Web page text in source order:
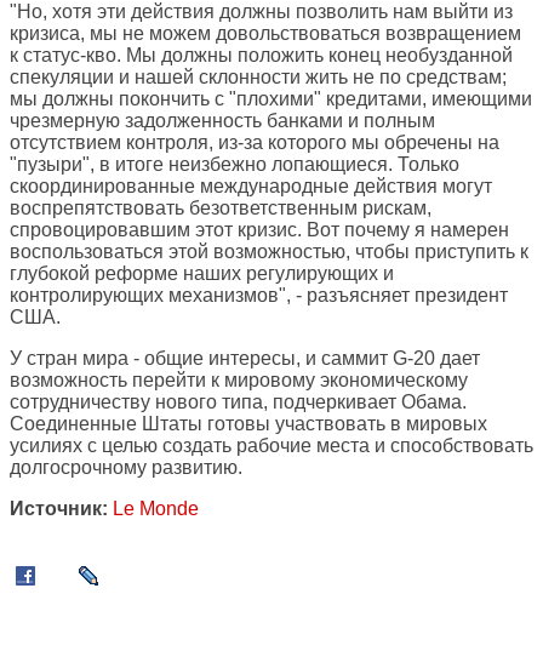
"Но, хотя эти действия должны позволить нам выйти из
кризиса, мы не можем довольствоваться возвращением
к статус-кво. Мы должны положить конец необузданной
спекуляции и нашей склонности жить не по средствам;
мы должны покончить с "плохими" кредитами, имеющими
чрезмерную задолженность банками и полным
отсутствием контроля, из-за которого мы обречены на
"пузыри", в итоге неизбежно лопающиеся. Только
скоординированные международные действия могут
воспрепятствовать безответственным рискам,
спровоцировавшим этот кризис. Вот почему я намерен
воспользоваться этой возможностью, чтобы приступить к
глубокой реформе наших регулирующих и
контролирующих механизмов", - разъясняет президент
США.
У стран мира - общие интересы, и саммит G-20 дает
возможность перейти к мировому экономическому
сотрудничеству нового типа, подчеркивает Обама.
Соединенные Штаты готовы участвовать в мировых
усилиях с целью создать рабочие места и способствовать
долгосрочному развитию.
Источник: Le Monde